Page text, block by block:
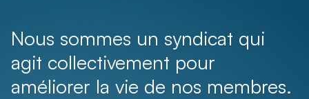
Nous sommes un syndicat qui
agit collectivement pour
améliorer la vie de nos membres.